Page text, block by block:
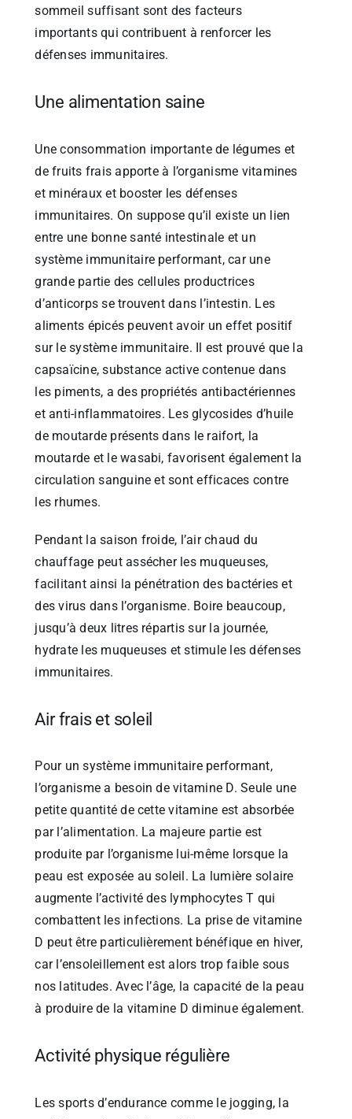
sommeil suffisant sont des facteurs
importants qui contribuent à renforcer les
défenses immunitaires.
Une alimentation saine
Une consommation importante de légumes et
de fruits frais apporte à l’organisme vitamines
et minéraux et booster les défenses
immunitaires. On suppose qu’il existe un lien
entre une bonne santé intestinale et un
système immunitaire performant, car une
grande partie des cellules productrices
d’anticorps se trouvent dans l’intestin. Les
aliments épicés peuvent avoir un effet positif
sur le système immunitaire. Il est prouvé que la
capsaïcine, substance active contenue dans
les piments, a des propriétés antibactériennes
et anti-inflammatoires. Les glycosides d’huile
de moutarde présents dans le raifort, la
moutarde et le wasabi, favorisent également la
circulation sanguine et sont efficaces contre
les rhumes.
Pendant la saison froide, l’air chaud du
chauffage peut assécher les muqueuses,
facilitant ainsi la pénétration des bactéries et
des virus dans l’organisme. Boire beaucoup,
jusqu’à deux litres répartis sur la journée,
hydrate les muqueuses et stimule les défenses
immunitaires.
Air frais et soleil
Pour un système immunitaire performant,
l’organisme a besoin de vitamine D. Seule une
petite quantité de cette vitamine est absorbée
par l’alimentation. La majeure partie est
produite par l’organisme lui-même lorsque la
peau est exposée au soleil. La lumière solaire
augmente l’activité des lymphocytes T qui
combattent les infections. La prise de vitamine
D peut être particulièrement bénéfique en hiver,
car l’ensoleillement est alors trop faible sous
nos latitudes. Avec l’âge, la capacité de la peau
à produire de la vitamine D diminue également.
Activité physique régulière
Les sports d’endurance comme le jogging, la